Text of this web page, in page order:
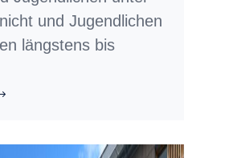
und Jugendlichen
längstens bis